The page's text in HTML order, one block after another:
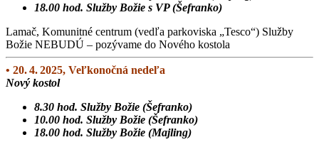
18.00 hod. Služby Božie s VP (Šefranko)
Lamač, Komunitné centrum (vedľa parkoviska „Tesco“) Služby
Božie NEBUDÚ – pozývame do Nového kostola
• 20. 4. 2025, Veľkonočná nedeľa
Nový kostol
8.30 hod. Služby Božie (Šefranko)
10.00 hod. Služby Božie (Šefranko)
18.00 hod. Služby Božie (Majling)